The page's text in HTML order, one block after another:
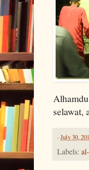
-July 30,
Labels: